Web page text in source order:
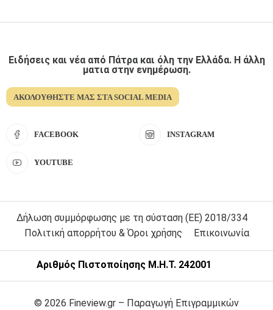
Ειδήσεις και νέα από Πάτρα και όλη την Ελλάδα. Η άλλη
ματια στην ενημέρωση.
ΑΚΟΛΟΥΘΉΣΤΕ ΜΑΣ ΣΤΑ SOCIAL MEDIA
FACEBOOK INSTAGRAM
YOUTUBE
Δήλωση συμμόρφωσης με τη σύσταση (ΕΕ) 2018/334
Πολιτική απορρήτου & Όροι χρήσης
Επικοινωνία
Αριθμός Πιστοποίησης Μ.Η.Τ. 242001
© 2026 Fineview.gr – Παραγωγή Επιγραμμικών